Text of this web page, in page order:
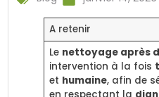
A retenir
Le nettoyage après
intervention à la fois
et humaine, afin de